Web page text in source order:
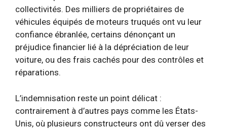
collectivités. Des milliers de propriétaires de
véhicules équipés de moteurs truqués ont vu leur
confiance ébranlée, certains dénonçant un
préjudice financier lié à la dépréciation de leur
voiture, ou des frais cachés pour des contrôles et
réparations.
L’indemnisation reste un point délicat :
contrairement à d’autres pays comme les États-
Unis, où plusieurs constructeurs ont dû verser des